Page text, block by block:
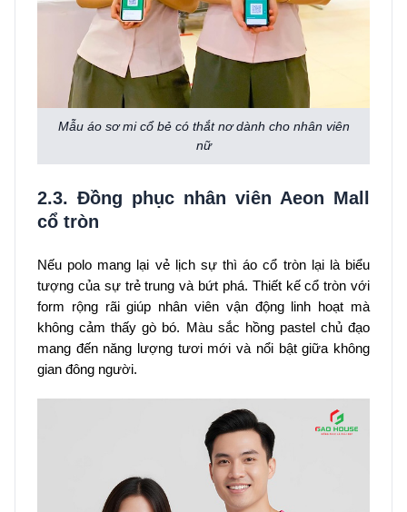
Mẫu áo sơ mi cổ bẻ có thắt nơ dành cho nhân viên
nữ
2.3. Đồng phục nhân viên Aeon Mall
cổ tròn
Nếu polo mang lại vẻ lịch sự thì áo cổ tròn lại là biểu
tượng của sự trẻ trung và bứt phá. Thiết kế cổ tròn với
form rộng rãi giúp nhân viên vận động linh hoạt mà
không cảm thấy gò bó. Màu sắc hồng pastel chủ đạo
mang đến năng lượng tươi mới và nổi bật giữa không
gian đông người.